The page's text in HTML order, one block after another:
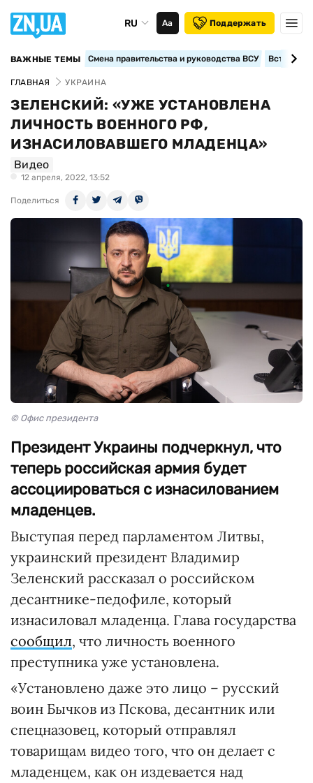
RU Аа Поддержать
ВАЖНЫЕ ТЕМЫ Смена правительства и руководства ВСУ
ГЛАВНАЯ УКРАИНА
ЗЕЛЕНСКИЙ: «УЖЕ УСТАНОВЛЕНА
ЛИЧНОСТЬ ВОЕННОГО РФ,
ИЗНАСИЛОВАВШЕГО МЛАДЕНЦА»
Видео
12 апреля, 2022, 13:52
Поделиться
© Офис президента
Президент Украины подчеркнул, что
теперь российская армия будет
ассоциироваться с изнасилованием
младенцев.
Выступая перед парламентом Литвы,
украинский президент Владимир
Зеленский рассказал о российском
десантнике-педофиле, который
изнасиловал младенца. Глава государства
сообщил, что личность военного
преступника уже установлена.
«Установлено даже это лицо – русский
воин Бычков из Пскова, десантник или
спецназовец, который отправлял
товарищам видео того, что он делает с
младенцем, как он издевается над